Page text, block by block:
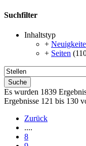
Suchfilter
Inhaltstyp
+
+ Seiten
Suche
Es wurden 1839
Ergebnisse 121 bis 130
Zurück
....
8